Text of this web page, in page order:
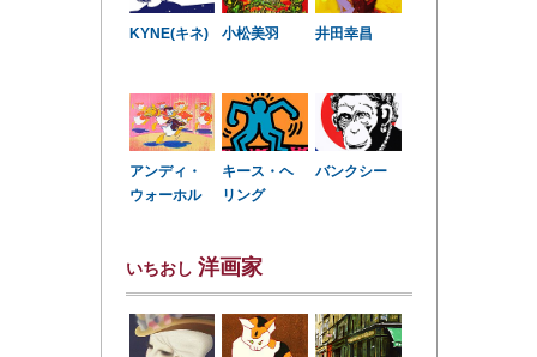
KYNE(キネ) 小松美羽 井田幸昌
アンディ・
ウォーホル
キース・ヘ
リング
バンクシー
いちおし 洋画家